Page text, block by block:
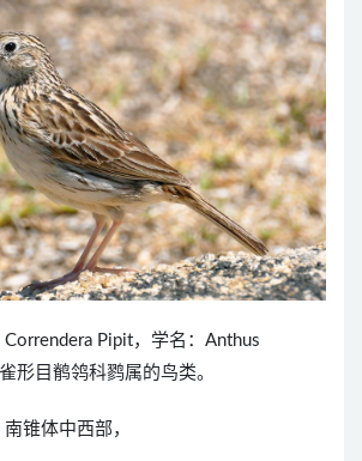
Pipit，学名：Anthus
形目鹡鸰科鹨属的鸟类。
锥体中西部，